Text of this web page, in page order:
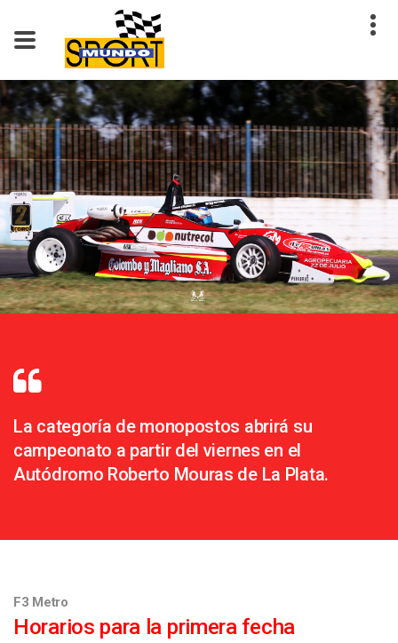
La categoría de monopostos abrirá su
campeonato a partir del viernes en el
Autódromo Roberto Mouras de La Plata.
F3 Metro
Horarios para la primera fecha